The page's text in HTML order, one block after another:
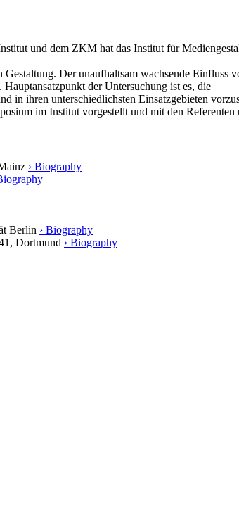
und dem ZKM hat das Institut für
Der unaufhaltsam wachsende Einfluss
der Untersuchung ist es, die
in ihren unterschiedlichsten Einsatzgebieten
im Institut vorgestellt und mit den
› Biography
Berlin › Biography
Dortmund › Biography